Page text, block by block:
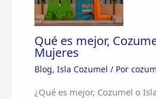
Qué es mejor,
Mujeres
Blog, Isla Cozumel / Por
¿Qué es mejor, Cozumel o